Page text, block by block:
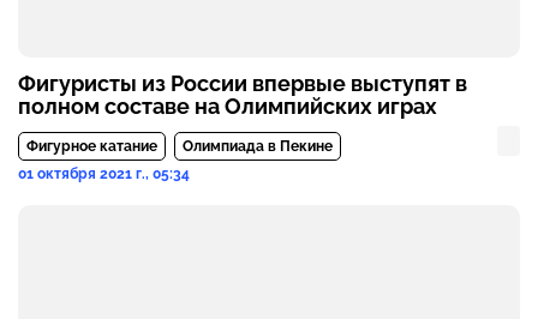
Фигуристы из России впервые выступят в
полном составе на Олимпийских играх
Фигурное катание
Олимпиада в Пекине
01 октября 2021 г., 05:34